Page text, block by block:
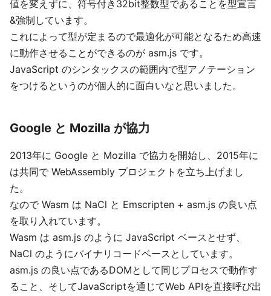
値を変えずに、符号付き32bit整数型であることを型宣言
&強制しています。
これによって型が定まるので最適化が可能となるため高速
に動作させることができるのが asm.js です。
JavaScript のシンタックスの範囲内で型アノテーション
をつけるというのが個人的に面白いなと思いました。
Google と Mozilla が協力
2013年に Google と Mozilla で協力を開始し、2015年に
は共同で WebAssembly プロジェクトを立ち上げまし
た。
なので Wasm は NaCl と Emscripten + asm.js の良い点
を取り入れています。
Wasm は asm.js のように JavaScript ベースとせず、
NaCl のようにバイナリコードベースとしています。
asm.js の良い点であるDOMとして同じプロセスで動作す
ること、そしてJavaScriptを通じてWeb APIを直接呼び出